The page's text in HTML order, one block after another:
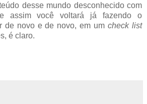
desse mundo desconhecido com
assim você voltará já fazendo o
de novo e de novo, em umcheck list
é claro.